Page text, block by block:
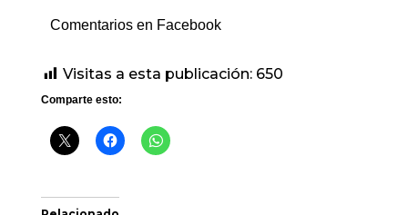
Comentarios en Facebook
Visitas a esta publicación: 650
Comparte esto: